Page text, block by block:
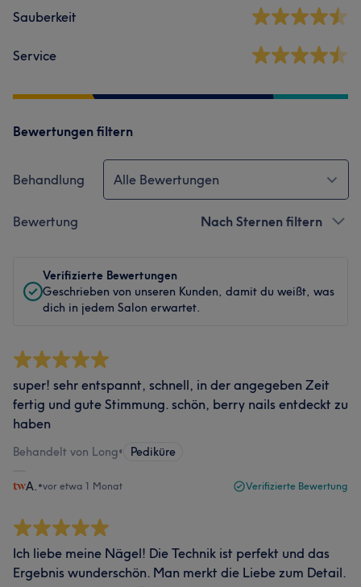
Sauberkeit
Service
Bewertungen filtern
Behandlung Alle Bewertungen
Bewertung Nach Sternen filtern
Verifizierte Bewertungen
Geschrieben von unseren Kunden, damit du weißt, was
dich in jedem Salon erwartet.
super! sehr entspannt, schnell, in der angegeben Zeit
fertig und gute Stimmung. schön, berry nails entdeckt zu
haben
Behandelt von Long• Pediküre
A. •vor etwa 1 Monat Verifizierte Bewertung
Ich liebe meine Nägel! Die Technik ist perfekt und das
Ergebnis wunderschön. Man merkt die Liebe zum Detail.